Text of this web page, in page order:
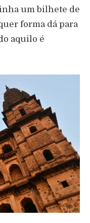
um bilhete de
forma dá para
aquilo é